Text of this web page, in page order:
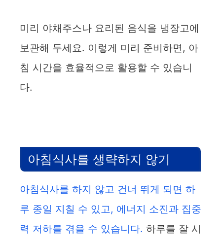
미리 야채주스나 요리된 음식을 냉장고에
보관해 두세요. 이렇게 미리 준비하면, 아
침 시간을 효율적으로 활용할 수 있습니
다.
아침식사를 생략하지 않기
아침식사를 하지 않고 건너 뛰게 되면 하
루 종일 지칠 수 있고, 에너지 소진과 집중
력 저하를 겪을 수 있습니다. 하루를 잘 시